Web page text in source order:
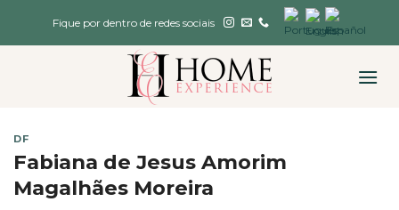
Fique por dentro de redes sociais
DF
Fabiana de Jesus Amorim
Magalhães Moreira